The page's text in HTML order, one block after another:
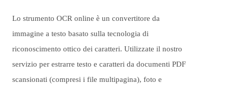
Lo strumento OCR online è un convertitore da
immagine a testo basato sulla tecnologia di
riconoscimento ottico dei caratteri. Utilizzate il nostro
servizio per estrarre testo e caratteri da documenti PDF
scansionati (compresi i file multipagina), foto e